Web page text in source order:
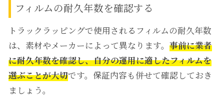
フィルムの耐久年数を確認する
トラックラッピングで使用されるフィルムの耐久年数
は、素材やメーカーによって異なります。 事前に業者
に耐久年数を確認し、自分の運用に適したフィルムを
選ぶことが大切です。保証内容も併せて確認しておき
ましょう。